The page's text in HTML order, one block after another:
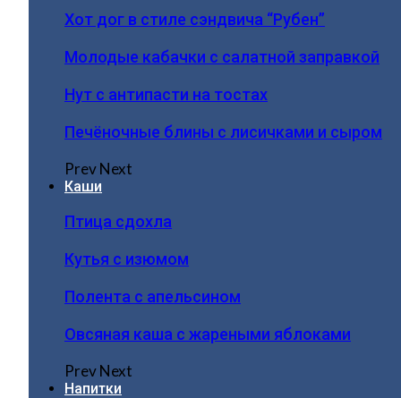
Хот дог в стиле сэндвича “Рубен”
Молодые кабачки с салатной заправкой
Нут с антипасти на тостах
Печёночные блины с лисичками и сыром
PrevNext
Каши
Птица сдохла
Кутья с изюмом
Полента с апельсином
Овсяная каша с жареными яблоками
PrevNext
Напитки